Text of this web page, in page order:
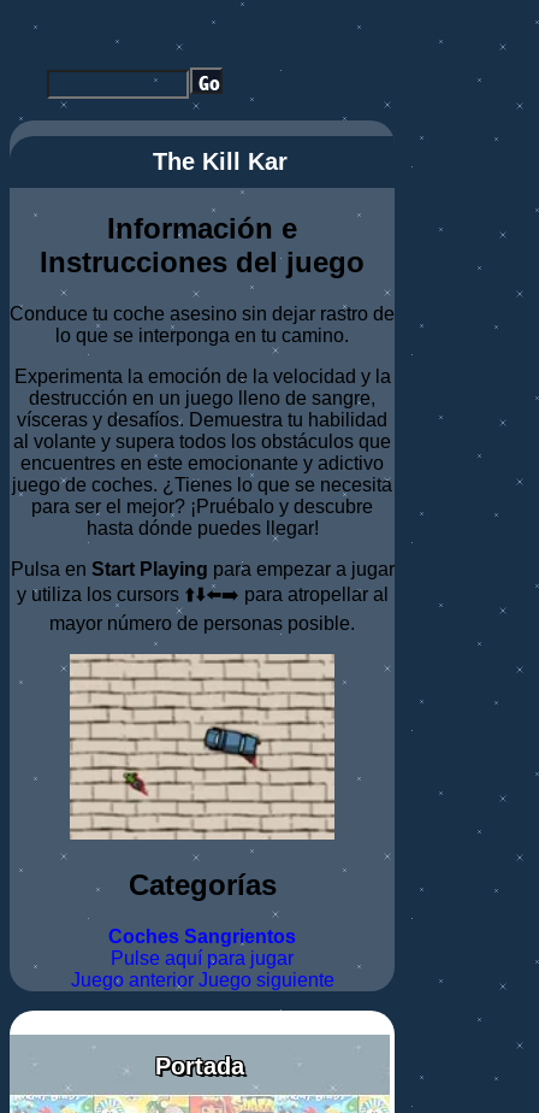
The Kill Kar
Información e
Instrucciones del juego
Conduce tu coche asesino sin dejar rastro de
lo que se interponga en tu camino.
Experimenta la emoción de la velocidad y la
destrucción en un juego lleno de sangre,
vísceras y desafíos. Demuestra tu habilidad
al volante y supera todos los obstáculos que
encuentres en este emocionante y adictivo
juego de coches. ¿Tienes lo que se necesita
para ser el mejor? ¡Pruébalo y descubre
hasta dónde puedes llegar!
Pulsa en Start Playing para empezar a jugar
y utiliza los cursors ⬆️⬇️⬅️➡️ para atropellar al
mayor número de personas posible.
Categorías
Coches Sangrientos
Pulse aquí para jugar
Juego anterior Juego siguiente
Portada